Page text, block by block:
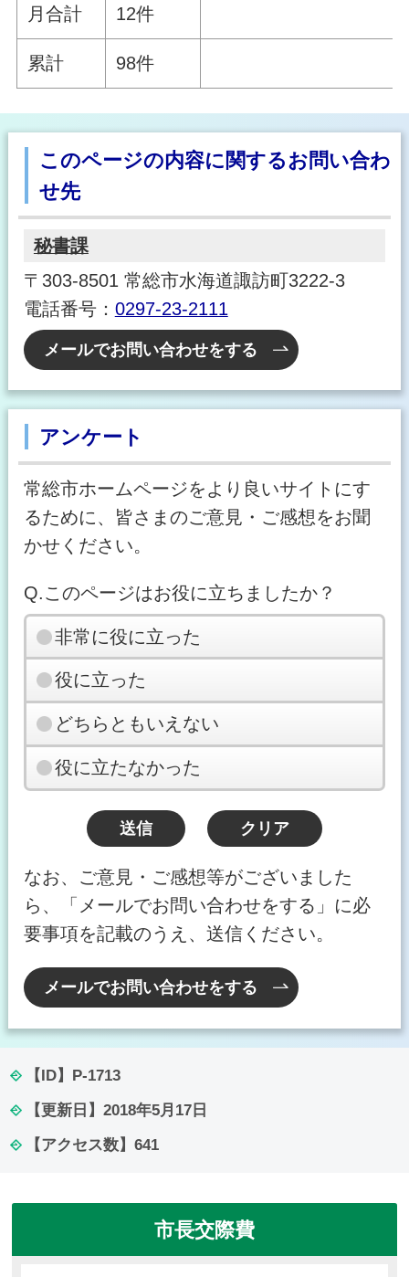
月合計 12件
累計 98件
このページの内容に関するお問い合わ
せ先
秘書課
〒303-8501 常総市水海道諏訪町3222-3
電話番号： 0297-23-2111
メールでお問い合わせをする
アンケート
常総市ホームページをより良いサイトにす
るために、皆さまのご意見・ご感想をお聞
かせください。
Q.このページはお役に立ちましたか？
非常に役に立った
役に立った
どちらともいえない
役に立たなかった
なお、ご意見・ご感想等がございました
ら、「メールでお問い合わせをする」に必
要事項を記載のうえ、送信ください。
メールでお問い合わせをする
【ID】 P-1713
【更新日】 2018年5月17日
【アクセス数】 641
市長交際費